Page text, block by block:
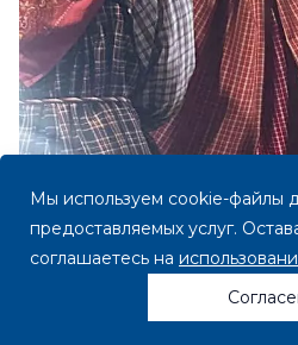
Мы используем cookie-файлы
предоставляемых услуг.
соглашаетесь на